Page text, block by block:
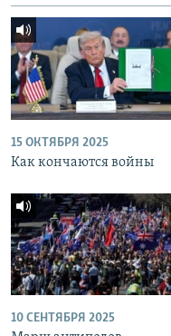
15 ОКТЯБРЯ 2025
Как кончаются войны
10 СЕНТЯБРЯ 2025